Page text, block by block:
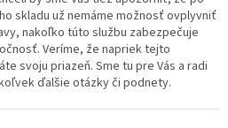
skladu už nemáme možnosť ovplyvniť
nakoľko túto službu zabezpečuje
Veríme, že napriek tejto
svoju priazeň. Sme tu pre Vás a radi
ďalšie otázky či podnety.